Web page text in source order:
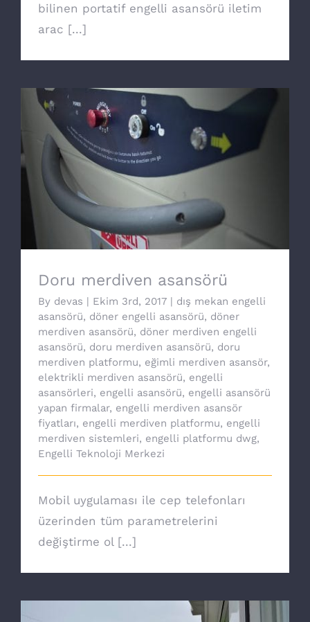
bilinen portatif engelli asansörü iletim
arac [...]
Doru merdiven asansörü
Doru merdiven asansörü
By devas | Ekim 3rd, 2017 | dış mekan engelli
asansörü, döner engelli asansörü, döner
merdiven asansörü, döner merdiven engelli
asansörü, doru merdiven asansörü, doru
merdiven platformu, eğimli merdiven asansör,
elektrikli merdiven asansörü, engelli
asansörleri, engelli asansörü, engelli asansörü
yapan firmalar, engelli merdiven asansör
fiyatları, engelli merdiven platformu, engelli
merdiven sistemleri, engelli platformu dwg,
Engelli Teknoloji Merkezi
Mobil uygulaması ile cep telefonları
üzerinden tüm parametrelerini
değiştirme ol [...]